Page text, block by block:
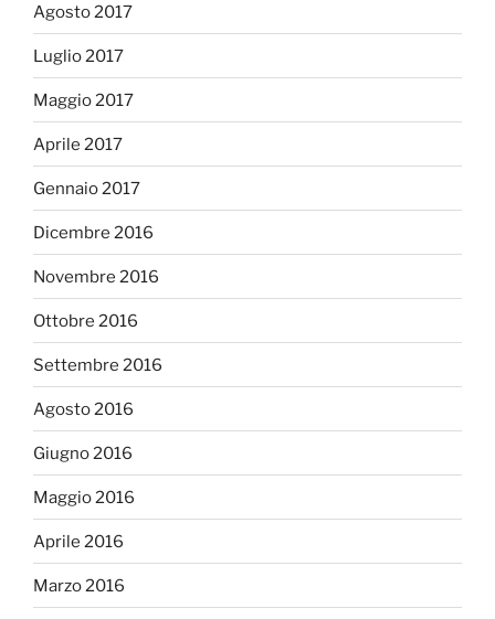
Agosto 2017
Luglio 2017
Maggio 2017
Aprile 2017
Gennaio 2017
Dicembre 2016
Novembre 2016
Ottobre 2016
Settembre 2016
Agosto 2016
Giugno 2016
Maggio 2016
Aprile 2016
Marzo 2016